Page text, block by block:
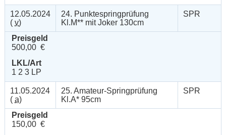
12.05.2024
( v)
24. Punktespringprüfung
Kl.M** mit Joker 130cm
SPR
Preisgeld
500,00 €
LKL/Art
1 2 3 LP
11.05.2024
( a)
25. Amateur-Springprüfung
Kl.A* 95cm
SPR
Preisgeld
150,00 €